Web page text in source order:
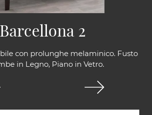
con prolunghe melaminico. Fusto
in Legno, Piano in Vetro.
Barcellona 2